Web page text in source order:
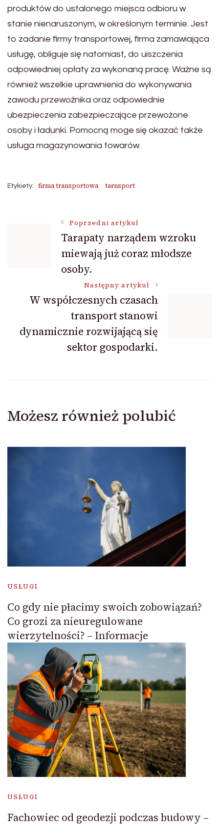
produktów do ustalonego miejsca odbioru w
stanie nienaruszonym, w określonym terminie. Jest
to zadanie firmy transportowej, firma zamawiająca
usługę, obliguje się natomiast, do uiszczenia
odpowiedniej opłaty za wykonaną pracę. Ważne są
również wszelkie uprawnienia do wykonywania
zawodu przewoźnika oraz odpowiednie
ubezpieczenia zabezpieczające przewożone
osoby i ładunki. Pomocną moge się okazać także
usługa magazynowania towarów.
Etykiety: firma transportowa tarnsport
Nawigacja
wpisu
Poprzedni artykuł
Tarapaty narządem wzroku
miewają już coraz młodsze
osoby.
Następny artykuł
W współczesnych czasach
transport stanowi
dynamicznie rozwijającą się
sektor gospodarki.
Możesz również polubić
USŁUGI
Co gdy nie płacimy swoich zobowiązań?
Co grozi za nieuregulowane
wierzytelności? – Informacje
USŁUGI
Fachowiec od geodezji podczas budowy –